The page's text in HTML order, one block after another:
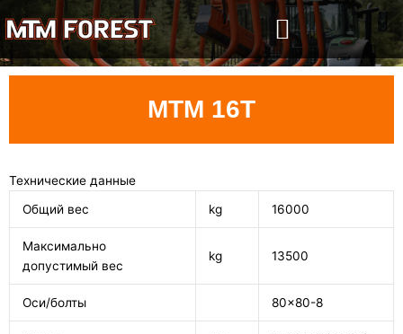
содержимому
MTM 16T
Технические данные
Общий вес
kg 16000
Максимально
допустимый вес
kg 13500
Оси/болты 80x80-8